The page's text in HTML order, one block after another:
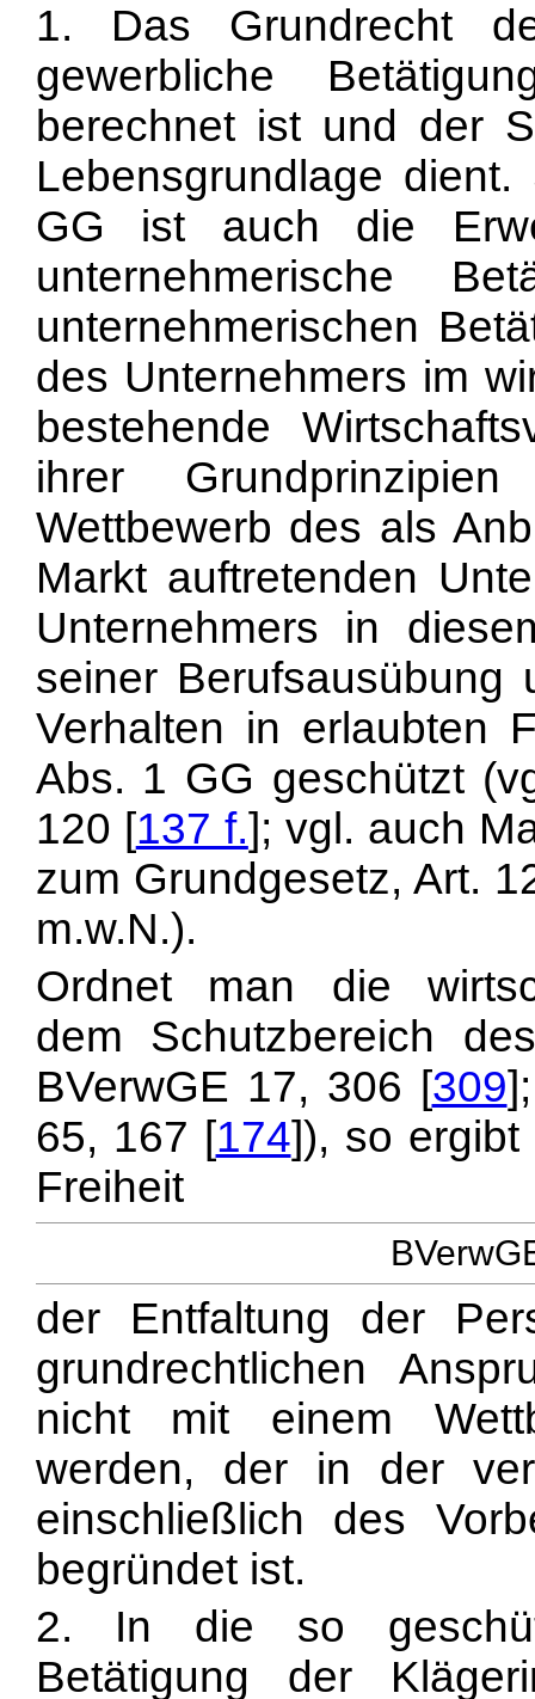
1. Das Grundrecht
gewerbliche
berechnet ist und der
Lebensgrundlage
GG ist auch die
unternehmerische
unternehmerischen
des Unternehmers im
bestehende
ihrer
Wettbewerb des als
Markt auftretenden
Unternehmers in
seiner Berufsausübung
Verhalten in erlaubten
Abs. 1 GG geschützt
120 [137 f.]; vgl. auch
zum Grundgesetz, Art.
m.w.N.).
Ordnet man die
dem Schutzbereich
BVerwGE 17, 306 [309
65, 167 [174]), so
Freiheit
der Entfaltung der
grundrechtlichen
nicht mit einem
werden, der in der
einschließlich des
begründet ist.
2. In die so
Betätigung der